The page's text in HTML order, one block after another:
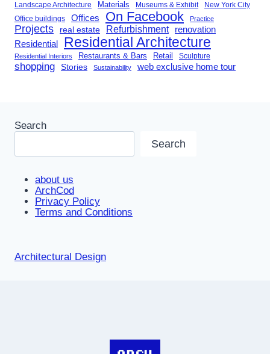
Landscape Architecture Materials Museums & Exhibit New York City
Office buildings Offices On Facebook Practice
Projects real estate Refurbishment renovation
Residential Residential Architecture
Residential Interiors Restaurants & Bars Retail Sculpture
shopping Stories Sustainability web exclusive home tour
Search
Search
about us
ArchCod
Privacy Policy
Terms and Conditions
Architectural Design